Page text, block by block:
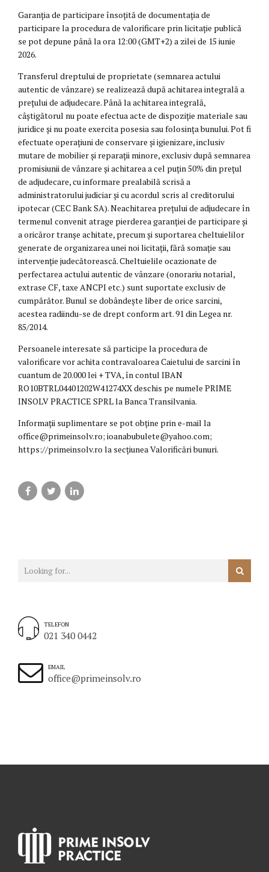
Garanția de participare însoțită de documentația de
participare la procedura de valorificare prin licitație publică
se pot depune până la ora 12:00 (GMT+2) a zilei de 15 iunie
2026.
Transferul dreptului de proprietate (semnarea actului
autentic de vânzare) se realizează după achitarea integrală a
prețului de adjudecare. Până la achitarea integrală,
câștigătorul nu poate efectua acte de dispoziție materiale sau
juridice și nu poate exercita posesia sau folosința bunului. Pot fi
efectuate operațiuni de conservare și igienizare, inclusiv
mutare de mobilier și reparații minore, exclusiv după semnarea
promisiunii de vânzare și achitarea a cel puțin 50% din prețul
de adjudecare, cu informare prealabilă scrisă a
administratorului judiciar și cu acordul scris al creditorului
ipotecar (CEC Bank SA). Neachitarea prețului de adjudecare în
termenul convenit atrage pierderea garanției de participare și
a oricăror tranșe achitate, precum și suportarea cheltuielilor
generate de organizarea unei noi licitații, fără somație sau
intervenție judecătorească. Cheltuielile ocazionate de
perfectarea actului autentic de vânzare (onorariu notarial,
extrase CF, taxe ANCPI etc.) sunt suportate exclusiv de
cumpărător. Bunul se dobândește liber de orice sarcini,
acestea radiindu-se de drept conform art. 91 din Legea nr.
85/2014.
Persoanele interesate să participe la procedura de
valorificare vor achita contravaloarea Caietului de sarcini în
cuantum de 20.000 lei + TVA, în contul IBAN
RO10BTRL04401202W41274XX deschis pe numele PRIME
INSOLV PRACTICE SPRL la Banca Transilvania.
Informații suplimentare se pot obține prin e-mail la
office@primeinsolv.ro; ioanabubulete@yahoo.com;
https://primeinsolv.ro la secțiunea Valorificări bunuri.
TELEFON
021 340 0442
EMAIL
office@primeinsolv.ro